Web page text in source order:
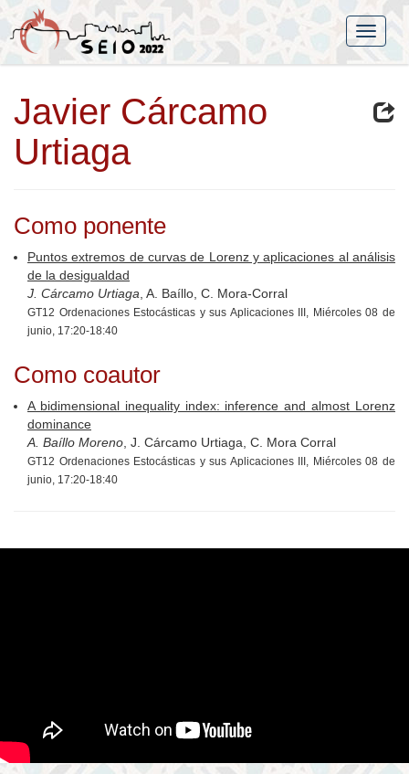
Javier Cárcamo
Urtiaga
Como ponente
Puntos extremos de curvas de Lorenz y aplicaciones al análisis
de la desigualdad
J. Cárcamo Urtiaga , A. Baíllo, C. Mora-Corral
GT12 Ordenaciones Estocásticas y sus Aplicaciones III, Miércoles 08 de
junio, 17:20-18:40
Como coautor
A bidimensional inequality index: inference and almost Lorenz
dominance
A. Baíllo Moreno , J. Cárcamo Urtiaga, C. Mora Corral
GT12 Ordenaciones Estocásticas y sus Aplicaciones III, Miércoles 08 de
junio, 17:20-18:40